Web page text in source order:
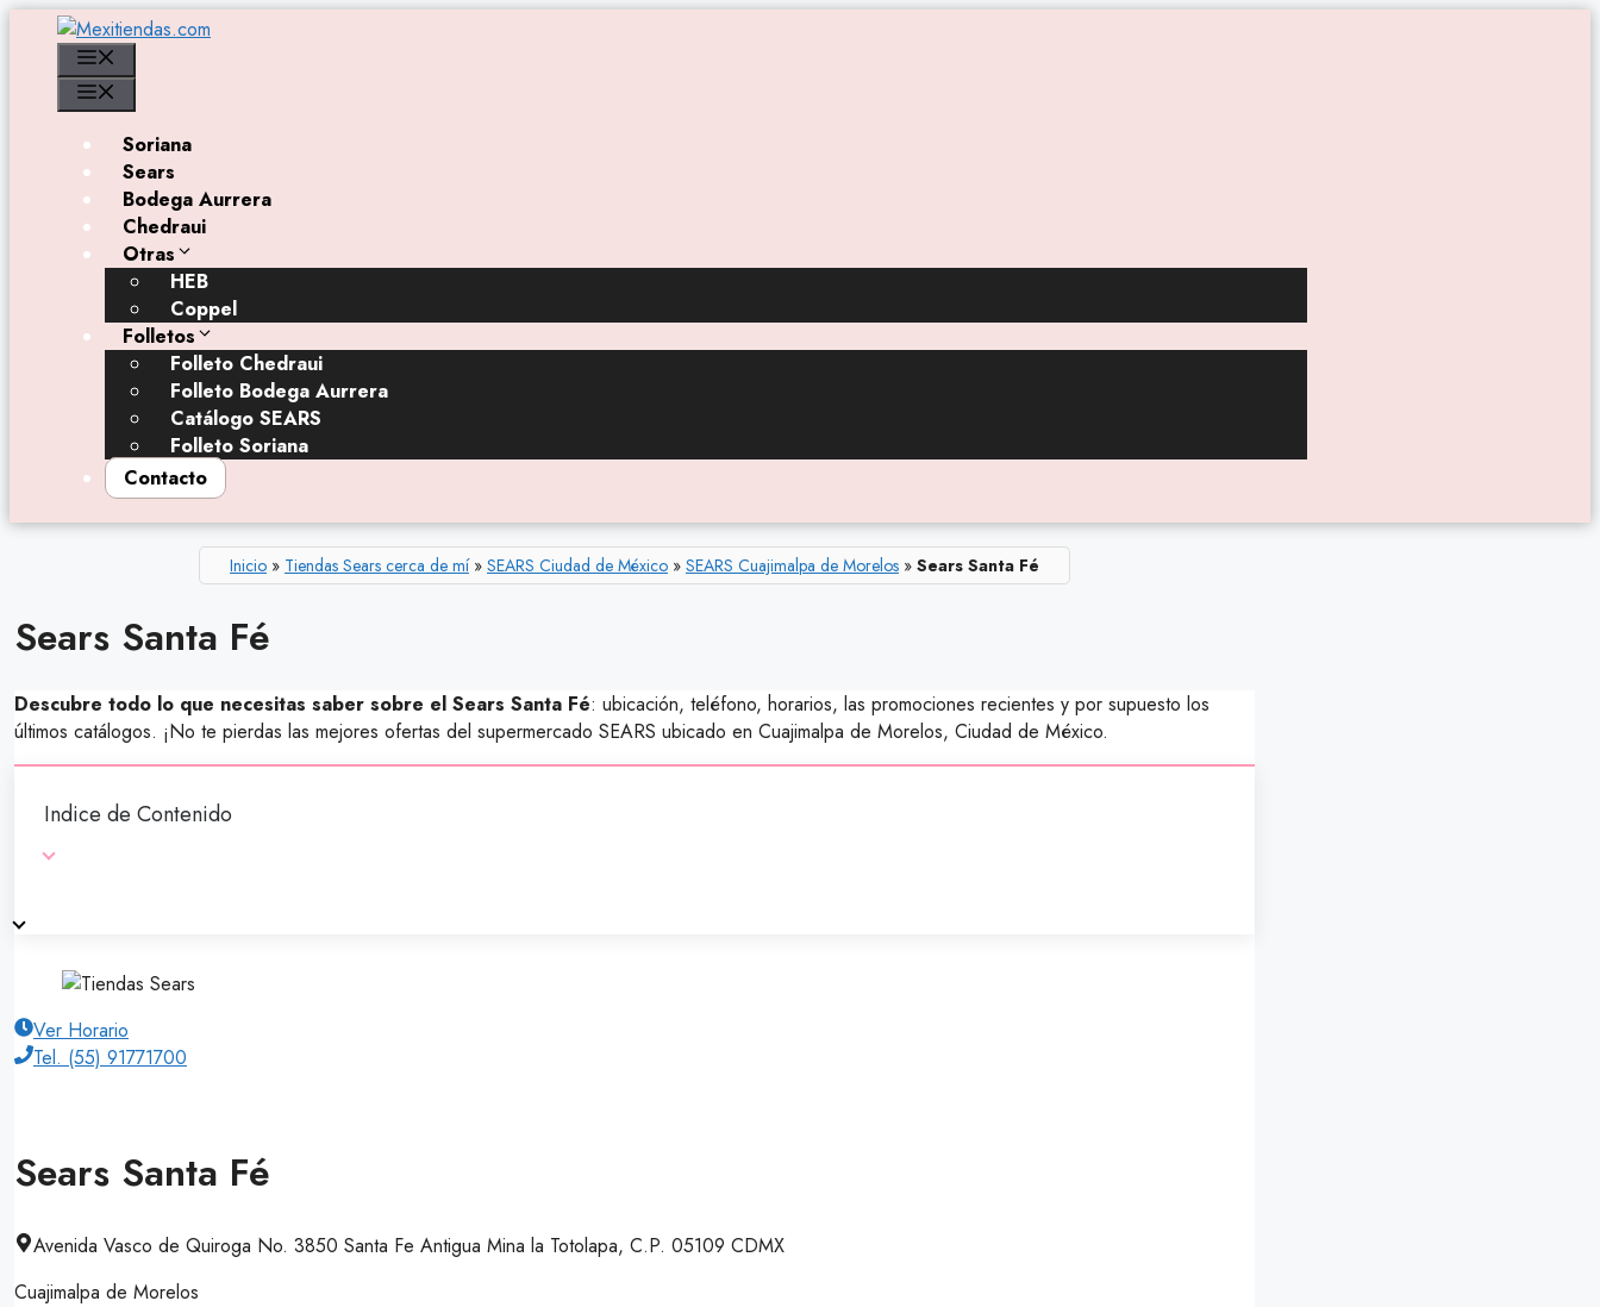
contenido
Soriana
Sears
Bodega Aurrera
Chedraui
Otras
HEB
Coppel
Folletos
Folleto Chedraui
Folleto Bodega Aurrera
Catálogo SEARS
Folleto Soriana
Contacto
Inicio » Tiendas Sears cerca de mí» SEARS Ciudad de México » SEARS Cuajimalpa de Morelos » Sears Santa Fé
Sears Santa Fé
Descubre todo lo que necesitas saber sobre el Sears Santa Fé: ubicación, teléfono, horarios, las promociones recientes y por supuesto los
últimos catálogos. ¡No te pierdas las mejores ofertas del supermercado SEARS ubicado en Cuajimalpa de Morelos, Ciudad de México.
Indice de Contenido
Ver Horario
Tel. (55) 91771700
Sears Santa Fé
Avenida Vasco de Quiroga No. 3850 Santa Fe Antigua Mina la Totolapa, C.P. 05109 CDMX
Cuajimalpa de Morelos